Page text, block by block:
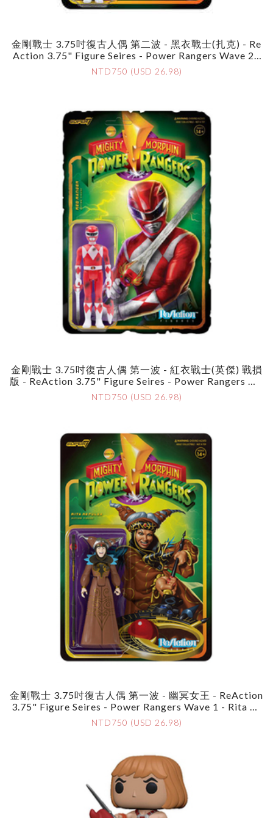
金剛戰士 3.75吋復古人偶 第二波 - 黑衣戰士(扎克) - Re
Action 3.75" Figure Seires - Power Rangers Wave 2 -
Black Ranger
NTD750 (USD 26.98)
金剛戰士 3.75吋復古人偶 第一波 - 紅衣戰士(英傑) 戰損
版 - ReAction 3.75" Figure Seires - Power Rangers Wa
Ve 1 - Red Ranger (Battle Damage)
NTD750 (USD 26.98)
金剛戰士 3.75吋復古人偶 第一波 - 幽冥女王 - ReAction
3.75" Figure Seires - Power Rangers Wave 1 - Rita Re
Pulsa
NTD750 (USD 26.98)